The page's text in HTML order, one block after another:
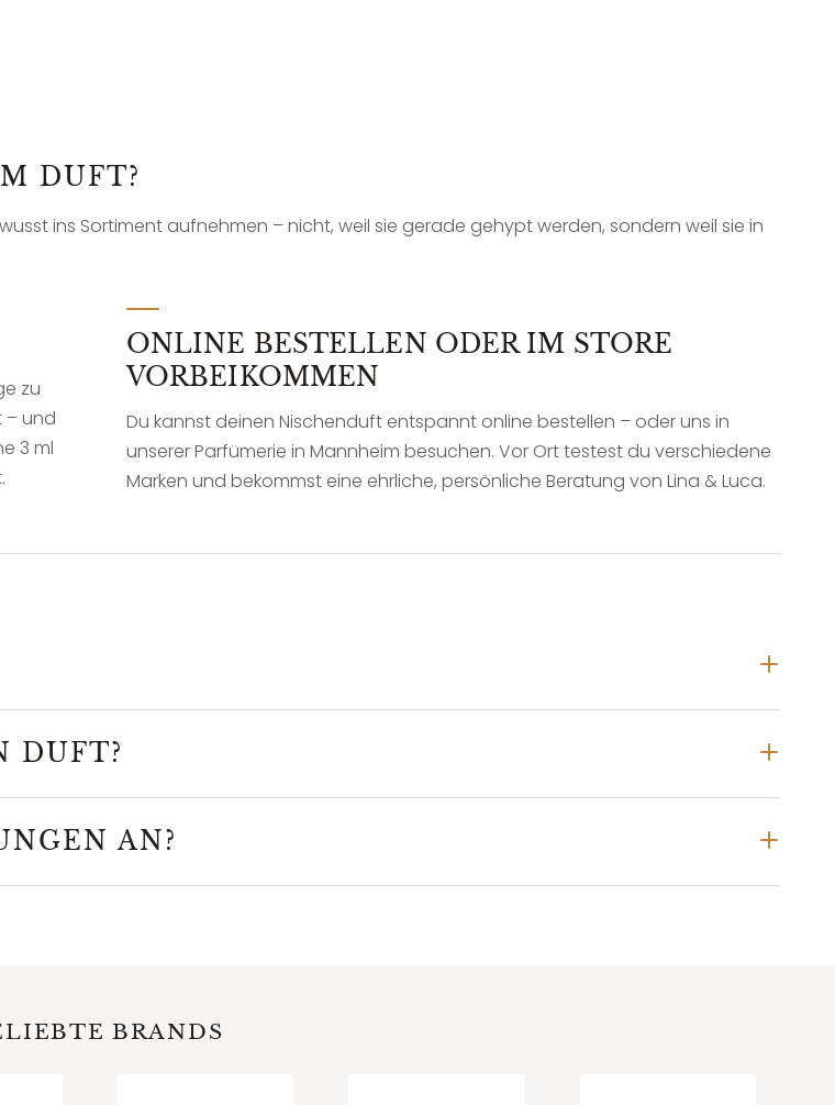
DUFT?
ins Sortiment aufnehmen – nicht, weil sie gerade gehypt werden, sondern weil sie in
zu
– und
3 ml
ONLINE BESTELLEN ODER IM STORE
VORBEIKOMMEN
Du kannst deinen Nischenduft entspannt online bestellen – oder uns in
unserer Parfümerie in Mannheim besuchen. Vor Ort testest du verschiedene
Marken und bekommst eine ehrliche, persönliche Beratung von Lina & Luca.
DUFT?
AN?
BRANDS